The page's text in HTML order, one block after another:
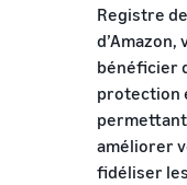
Registre
bénéficier
protection
améliorer
fidéliser